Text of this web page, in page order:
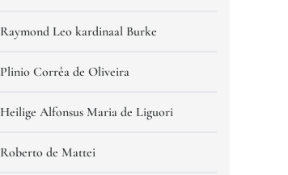
Raymond Leo kardinaal Burke
Plinio Corrêa de Oliveira
Heilige Alfonsus Maria de Liguori
Roberto de Mattei